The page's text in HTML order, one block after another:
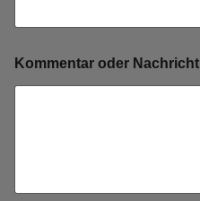
Kommentar oder Nachricht